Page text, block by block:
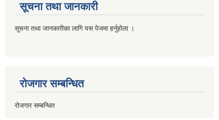
सूचना तथा जानकारी
सूचना तथा जानकारीका लागि यस पेजमा हर्नुहोला ।
रोजगार सम्बन्धित
रोजगार सम्बन्धित